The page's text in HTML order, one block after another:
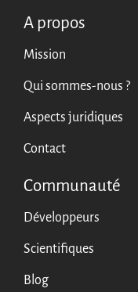
A propos
Mission
Qui sommes-nous ?
Aspects juridiques
Contact
Communauté
Développeurs
Scientifiques
Blog